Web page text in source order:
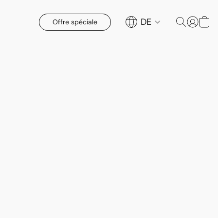
Offre spéciale DE